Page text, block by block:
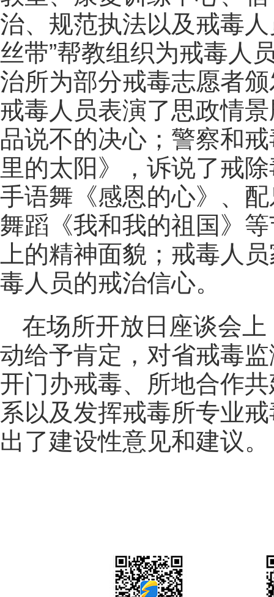
治、规范执法以及戒毒
丝带”帮教组织为戒毒人
治所为部分戒毒志愿者
戒毒人员表演了思政情
品说不的决心；警察和
里的太阳》，诉说了戒
手语舞《感恩的心》、
舞蹈《我和我的祖国》
上的精神面貌；戒毒人
毒人员的戒治信心。
在场所开放日座谈会
动给予肯定，对省戒毒
开门办戒毒、所地合作
系以及发挥戒毒所专业
出了建设性意见和建议。